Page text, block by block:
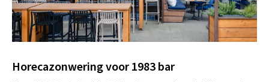
Horecazonwering voor 1983 bar